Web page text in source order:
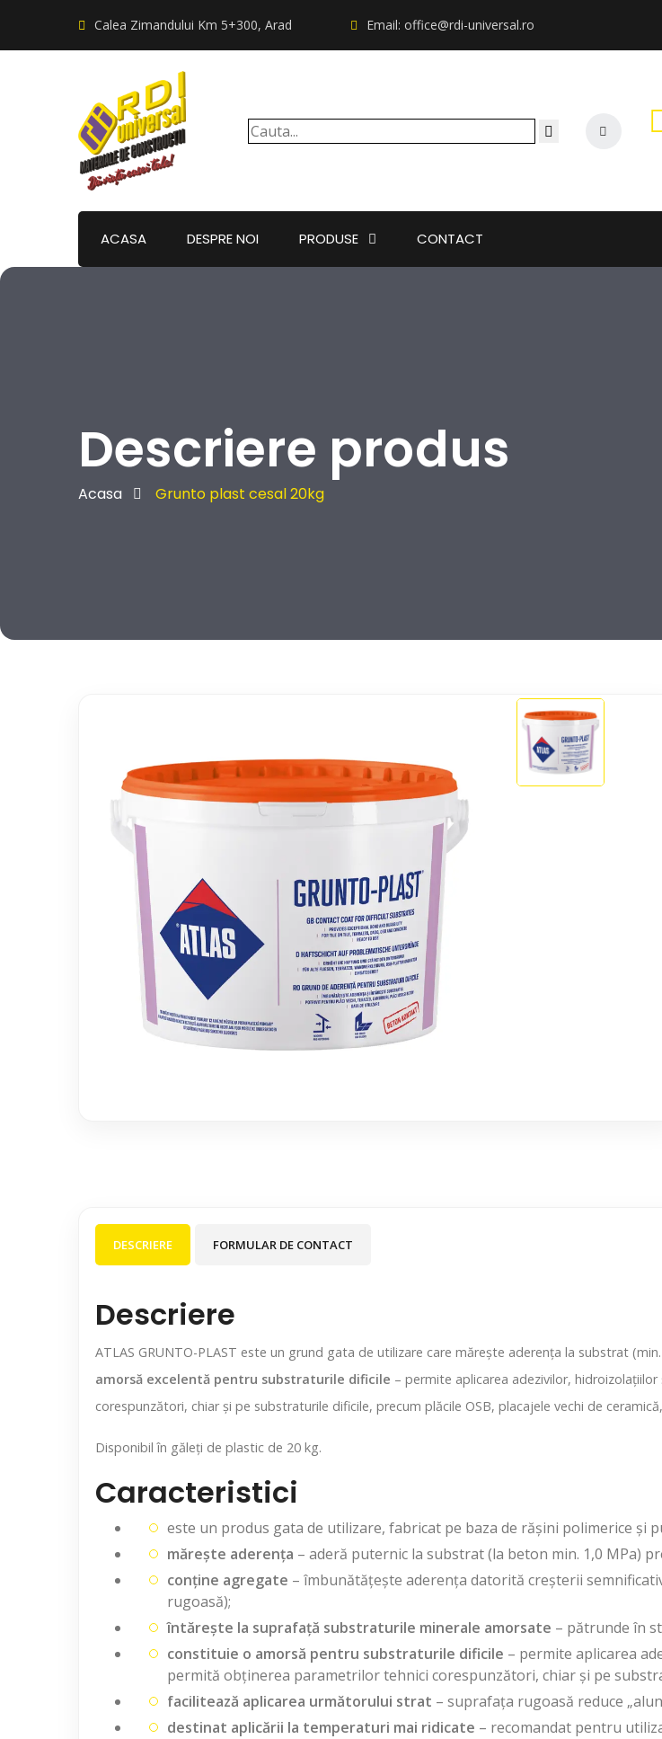
Calea Zimandului Km 5+300, Arad Email: office@rdi-universal.ro
ACASA DESPRE NOI PRODUSE CONTACT
Descriere produs
Acasa Grunto plast cesal 20kg
DESCRIERE FORMULAR DE CONTACT
Descriere
ATLAS GRUNTO-PLAST este un grund gata de utilizare care mărește aderența la substrat
amorsă excelentă pentru substraturile dificile – permite aplicarea adezivilor,
corespunzători, chiar și pe substraturile dificile, precum plăcile OSB, placajele vechi de
Disponibil în găleți de plastic de 20 kg.
Caracteristici
este un produs gata de utilizare, fabricat pe baza de rășini polimerice și
mărește aderența – aderă puternic la substrat (la beton min. 1,0 MPa)
conține agregate – îmbunătățește aderența datorită creșterii
rugoasă);
întărește la suprafață substraturile minerale amorsate – pătrunde în
constituie o amorsă pentru substraturile dificile – permite aplicarea
permită obținerea parametrilor tehnici corespunzători, chiar și pe
facilitează aplicarea următorului strat – suprafața rugoasă reduce
destinat aplicării la temperaturi mai ridicate – recomandat pentru